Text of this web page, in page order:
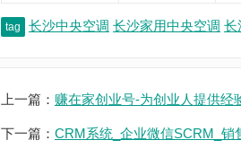
tag 长沙中央空调 长沙家用中央空调 长
上一篇： 赚在家创业号-为创业人提供经
下一篇： CRM系统_企业微信SCRM_销